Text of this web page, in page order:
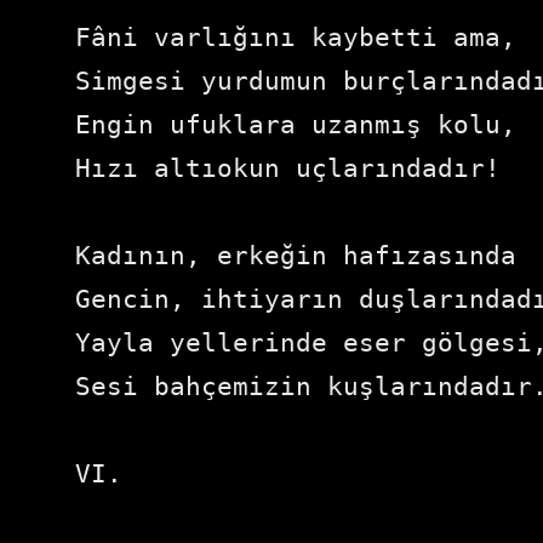
Fâni varlığını kaybetti ama,
Simgesi yurdumun
Engin ufuklara uzanmış kolu,
Hızı altıokun uçlarındadır!
Kadının, erkeğin hafızasında
Gencin, ihtiyarın
Yayla yellerinde eser gölgesi,
Sesi bahçemizin kuşlarındadır.
VI.